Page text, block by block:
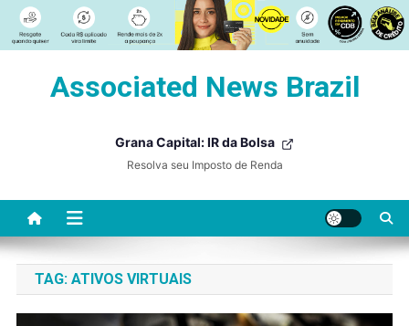
Associated News Brazil
Grana Capital: IR da Bolsa
Resolva seu Imposto de Renda
TAG: ATIVOS VIRTUAIS